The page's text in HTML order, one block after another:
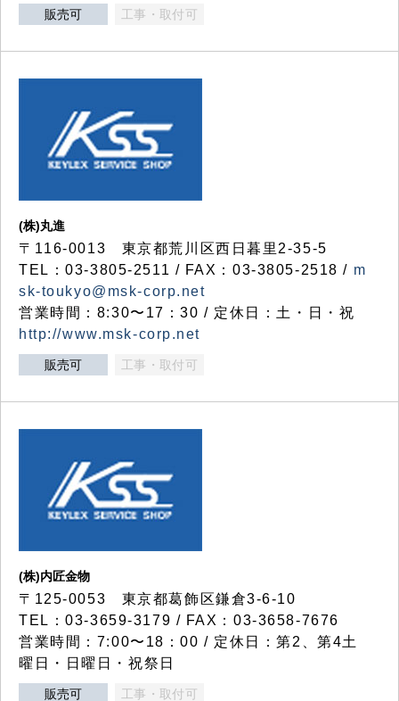
販売可 工事・取付可
(株)丸進
〒116-0013 東京都荒川区西日暮里2-35-5
TEL：03-3805-2511 / FAX：03-3805-2518 / m
sk-toukyo@msk-corp.net
営業時間：8:30〜17：30 / 定休日：土・日・祝
http://www.msk-corp.net
販売可 工事・取付可
(株)内匠金物
〒125-0053 東京都葛飾区鎌倉3-6-10
TEL：03-3659-3179 / FAX：03-3658-7676
営業時間：7:00〜18：00 / 定休日：第2、第4土
曜日・日曜日・祝祭日
販売可 工事・取付可